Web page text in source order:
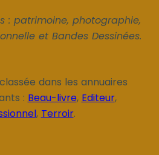
: patrimoine, photographie,
et Bandes Dessinées.
dans les annuaires
: Beau-livre, Editeur,
, Terroir.